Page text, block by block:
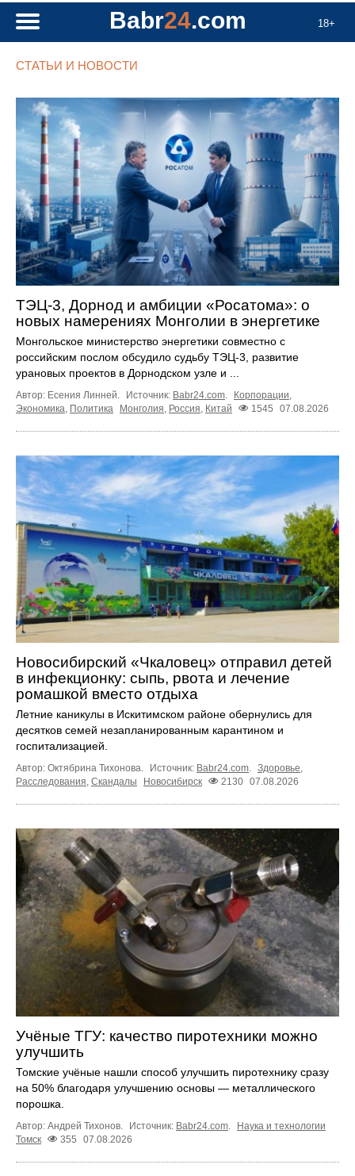
18+
Babr24.com
СТАТЬИ И НОВОСТИ
ТЭЦ-3, Дорнод и амбиции «Росатома»: о
новых намерениях Монголии в энергетике
Монгольское министерство энергетики совместно с
российским послом обсудило судьбу ТЭЦ‑3, развитие
урановых проектов в Дорнодском узле и ...
Автор: Есения Линней. Источник: Babr24.com Корпорации
Экономика Политика Монголия Россия Китай 1545 07.08.2026
Новосибирский «Чкаловец» отправил детей
в инфекционку: сыпь, рвота и лечение
ромашкой вместо отдыха
Летние каникулы в Искитимском районе обернулись для
десятков семей незапланированным карантином и
госпитализацией.
Автор: Октябрина Тихонова. Источник: Babr24.com. Здоровье,
Расследования, Скандалы Новосибирск 2130 07.08.2026
Учёные ТГУ: качество пиротехники можно
улучшить
Томские учёные нашли способ улучшить пиротехнику сразу
на 50% благодаря улучшению основы — металлического
порошка.
Автор: Андрей Тихонов. Источник: Babr24.com.
Наука и технологии
Томск
355 07.08.2026